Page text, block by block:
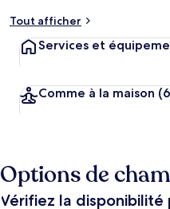
Tout afficher
Services et
Comme à la maison
Options de
Vérifiez la disponibilité